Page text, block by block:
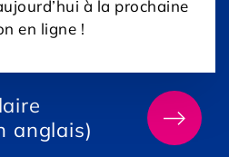
à la prochaine
en ligne !
anglais)
Ouvrir
le
formulaire